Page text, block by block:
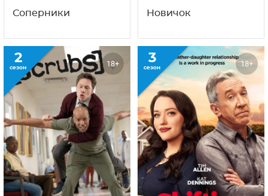
Соперники Новичок
2
сезон 18+ 3
сезон 18+